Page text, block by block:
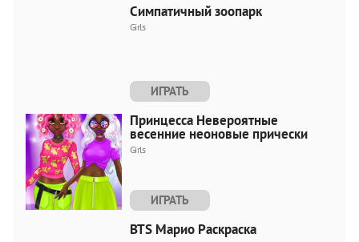
Симпатичный зоопарк
Girls
ИГРАТЬ
Принцесса Невероятные
весенние неоновые прически
Girls
ИГРАТЬ
BTS Марио Раскраска